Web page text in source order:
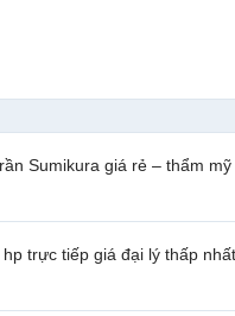
Sumikura giá rẻ – thẩm mỹ
trực tiếp giá đại lý thấp nhất